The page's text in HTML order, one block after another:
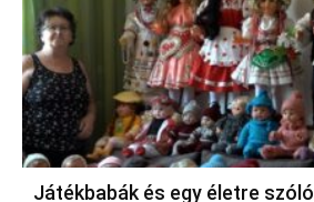
Játékbabák és egy életre szóló